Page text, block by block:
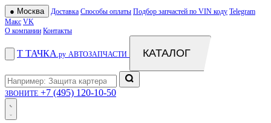
● Москва Доставка Способы оплаты Подбор запчастей по VIN коду Telegram
Макс VK
О компании Контакты
Т ТАЧКА .ру АВТОЗАПЧАСТИ КАТАЛОГ
ЗВОНИТЕ +7 (495) 120-10-50